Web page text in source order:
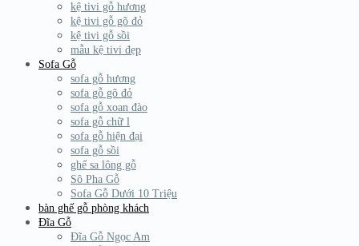
kệ tivi gỗ hương
kệ tivi gỗ gõ đỏ
kệ tivi gỗ sồi
mẫu kệ tivi đẹp
Sofa Gỗ
sofa gỗ hương
sofa gỗ gõ đỏ
sofa gỗ xoan đào
sofa gỗ chữ l
sofa gỗ hiện đại
sofa gỗ sồi
ghế sa lông gỗ
Sô Pha Gỗ
Sofa Gỗ Dưới 10 Triệu
bàn ghế gỗ phòng khách
Đĩa Gỗ
Đĩa Gỗ Ngọc Am